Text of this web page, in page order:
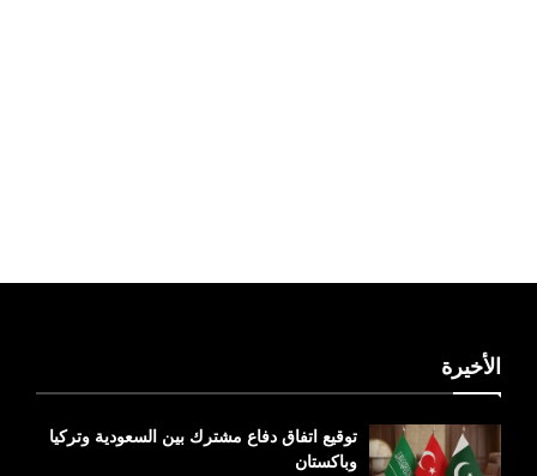
الأخيرة
توقيع اتفاق دفاع مشترك بين السعودية وتركيا
وباكستان